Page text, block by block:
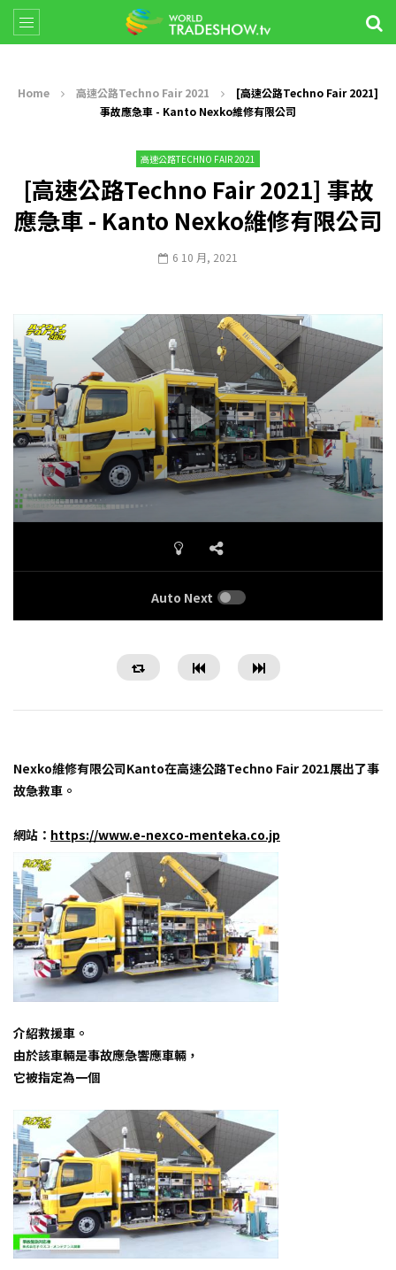
Home 高速公路Techno Fair 2021
[高速公路Techno Fair 2021]
事故應急車 - Kanto Nexko維修有限公司
高速公路TECHNO FAIR 2021
[高速公路Techno Fair 2021] 事故
應急車 - Kanto Nexko維修有限公司
6 10 月, 2021
Auto Next
Nexko維修有限公司Kanto在高速公路Techno Fair 2021展出了事
故急救車。
網站： https://www.e-nexco-menteka.co.jp
介紹救援車。
由於該車輛是事故應急響應車輛，
它被指定為一個